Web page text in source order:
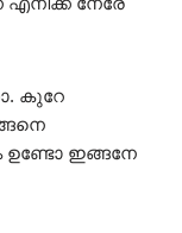
കുറേ
ഉണ്ടോ ഇങ്ങനേ